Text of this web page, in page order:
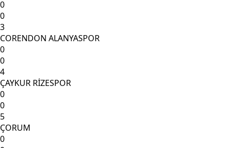
0
0
3
CORENDON ALANYASPOR
0
0
4
ÇAYKUR RİZESPOR
0
0
5
ÇORUM
0